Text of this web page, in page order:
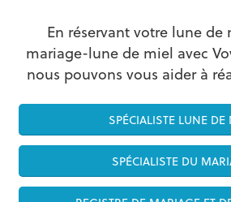
En réservant votre lune
mariage-lune de miel avec
nous pouvons vous aider à
SPÉCIALISTE LUNE DE
SPÉCIALISTE DU